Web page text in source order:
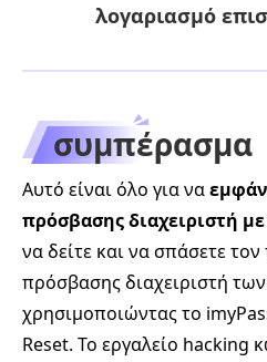
λογαριασμό
συμπέρασμα
Αυτό είναι όλο για να
πρόσβασης διαχειριστή
να δείτε και να σπάσετε
πρόσβασης διαχειριστή
χρησιμοποιώντας το
Reset. Το εργαλείο hacking